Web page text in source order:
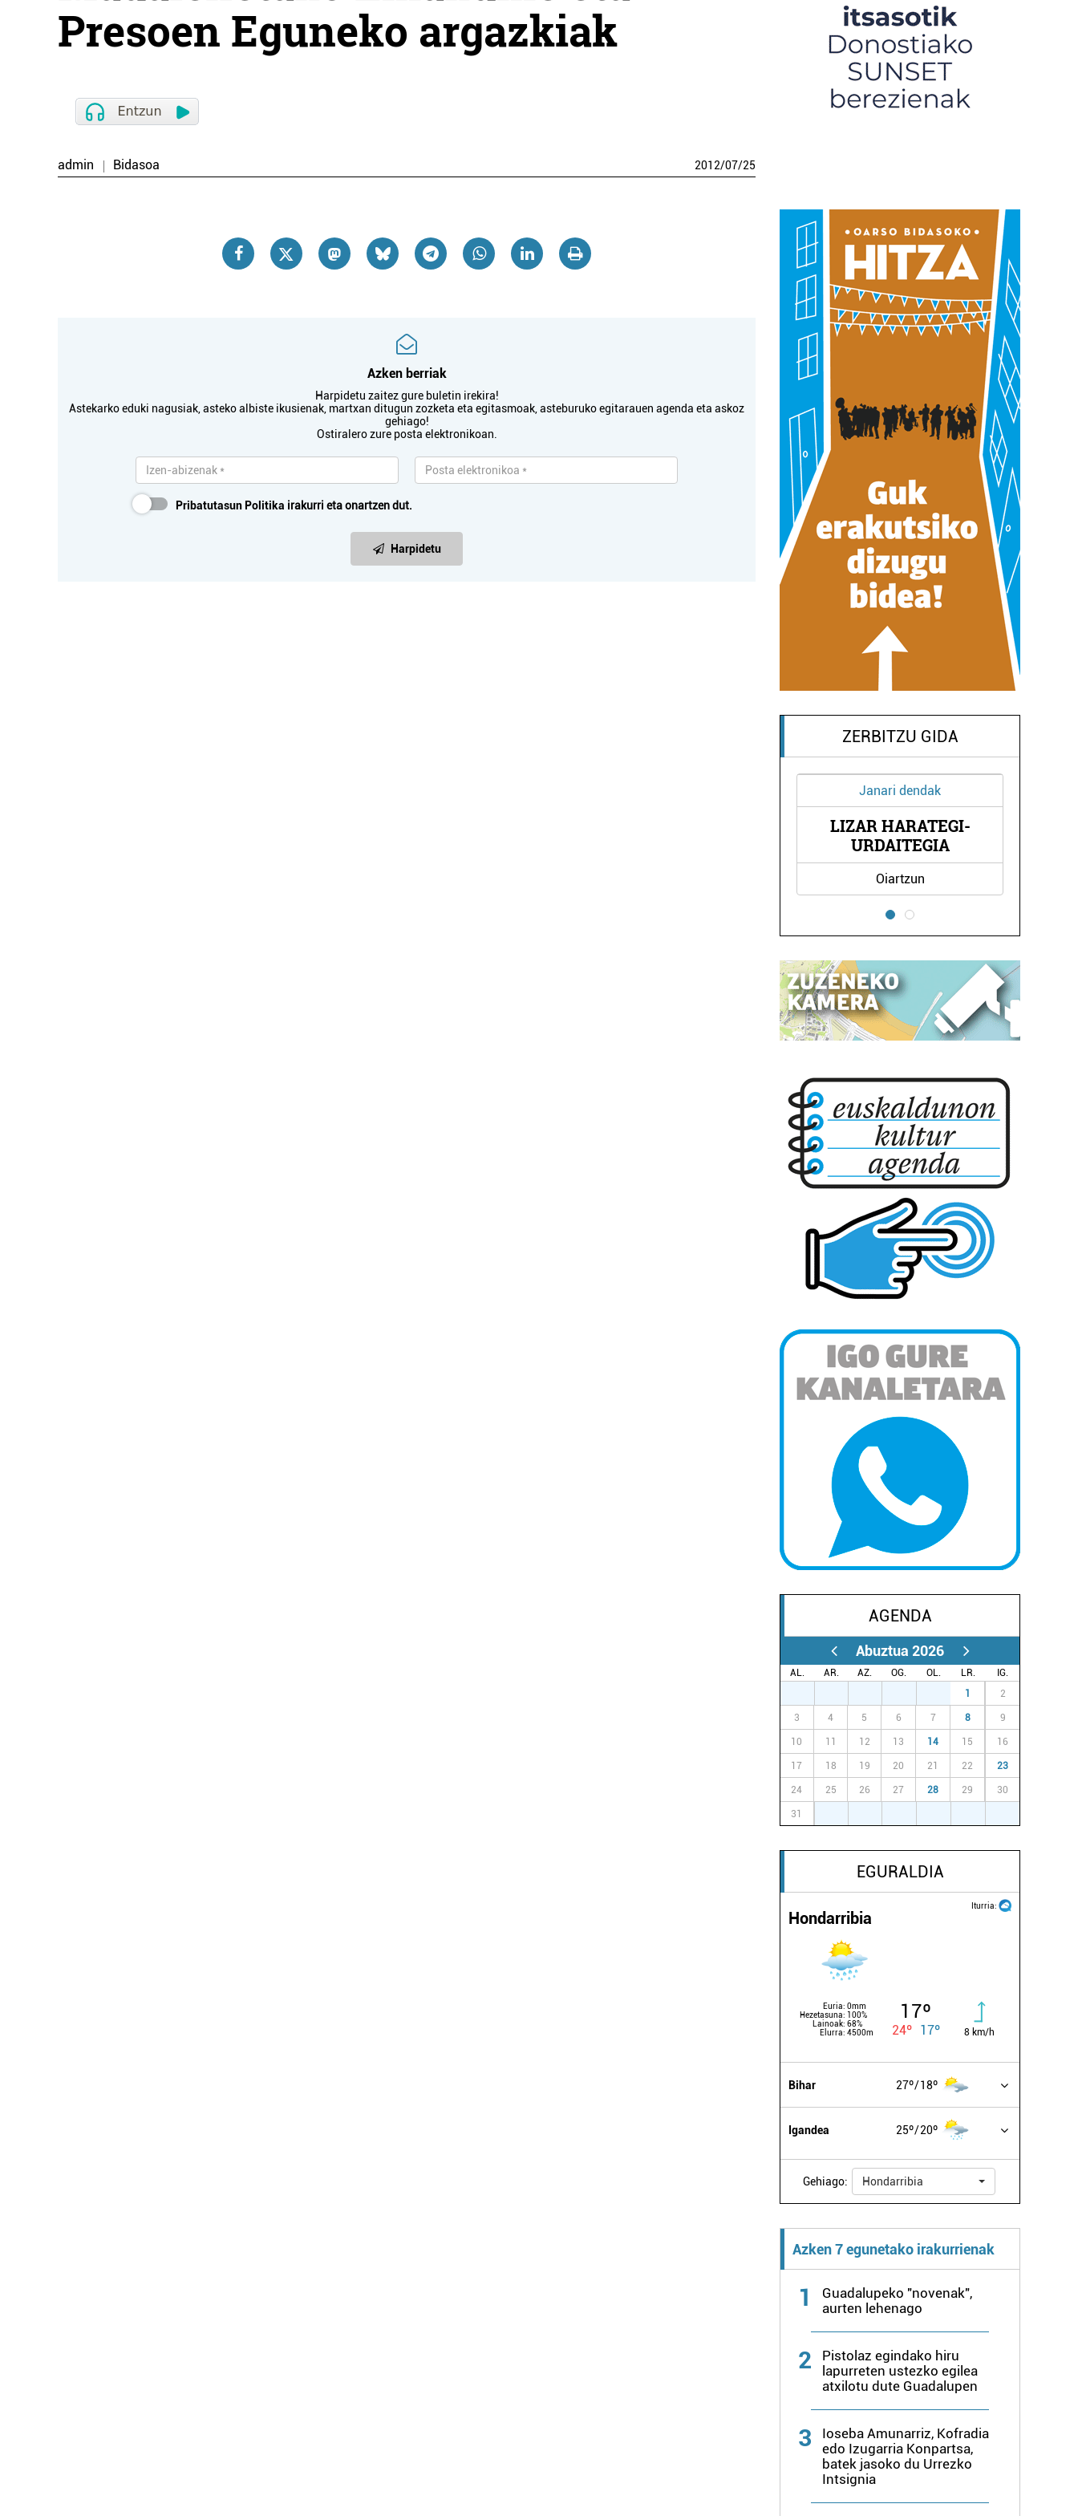
Presoen Eguneko argazkiak
admin Bidasoa 2012/07/25
Azken berriak
Harpidetu zaitez gure buletin irekira!
Astekarko eduki nagusiak, asteko albiste ikusienak, martxan ditugun zozketa eta egitasmoak, asteburuko egitarauen agenda eta askoz
gehiago!
Ostiralero zure posta elektronikoan.
Pribatutasun Politika irakurri eta onartzen dut.
Harpidetu
ZERBITZU GIDA
Janari dendak
LIZAR HARATEGI-
URDAITEGIA
Oiartzun
AGENDA
Abuztua 2026
AL. AR. AZ. OG. OL. LR.
IG.
1 2
3 4 5 6 7 8 9
10 11 12 13 14 15 16
17 18 19 20 21 22 23
24 25 26 27 28 29 30
31
EGURALDIA
Iturria:
Hondarribia
Euria: 0mm
Hezetasuna: 100%
Lainoak: 68%
Elurra: 4500m
17º
24º 17º 8 km/h
Bihar 27º 18º
Igandea 25º 20º
Gehiago: Hondarribia
Azken 7 egunetako irakurrienak
1
Guadalupeko "novenak",
aurten lehenago
2
Pistolaz egindako hiru
lapurreten ustezko egilea
atxilotu dute Guadalupen
3
Ioseba Amunarriz, Kofradia
edo Izugarria Konpartsa,
batek jasoko du Urrezko
Intsignia